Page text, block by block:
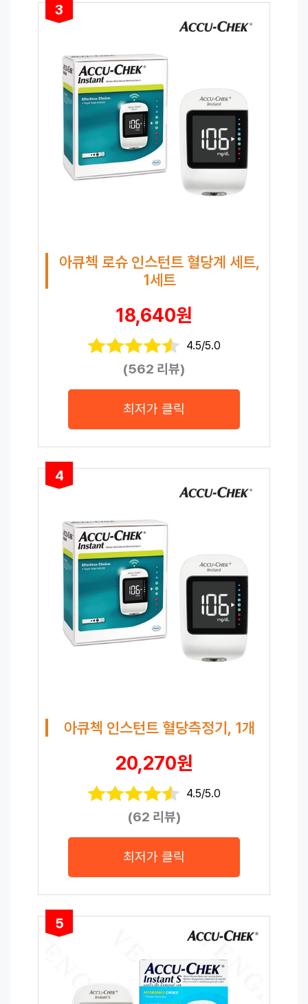
3
아큐첵 로슈 인스턴트 혈당계 세트,
1세트
18,640원
4.5/5.0
(562 리뷰)
최저가 클릭
4
아큐첵 인스턴트 혈당측정기, 1개
20,270원
4.5/5.0
(62 리뷰)
최저가 클릭
5